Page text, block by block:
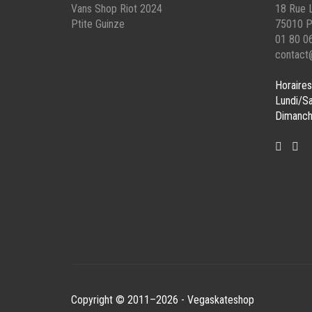
PAGE
PAGE
DU
Vans Shop Riot 2024
Ptite Guinze
18 Rue
75010
01 80
Horaires
Lundi/
Copyright © 2011–2026 - Vegaskateshop